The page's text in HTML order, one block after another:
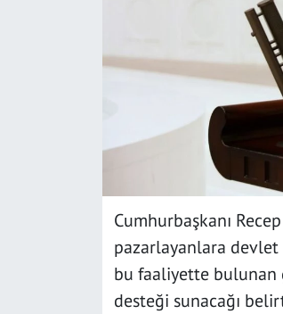
Cumhurbaşkanı
pazarlayanlara devlet
bu faaliyette bulunan
desteği sunacağı